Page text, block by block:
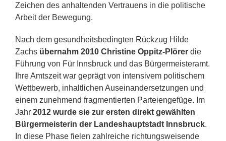
Zeichen des anhaltenden Vertrauens in die politische
Arbeit der Bewegung.
Nach dem gesundheitsbedingten Rückzug Hilde
Zachs übernahm 2010 Christine Oppitz-Plörer die
Führung von Für Innsbruck und das Bürgermeisteramt.
Ihre Amtszeit war geprägt von intensivem politischem
Wettbewerb, inhaltlichen Auseinandersetzungen und
einem zunehmend fragmentierten Parteiengefüge. Im
Jahr 2012 wurde sie zur ersten direkt gewählten
Bürgermeisterin der Landeshauptstadt Innsbruck.
In diese Phase fielen zahlreiche richtungsweisende